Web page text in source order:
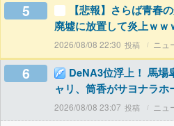
5
【悲報】さらば青春
廃墟に放置して炎上ｗｗ
2026/08/08 22:30 ニュ
6
DeNA3位浮上！ 馬場
ャリ、筒香がサヨナラホ
2026/08/08 23:07 ニュ